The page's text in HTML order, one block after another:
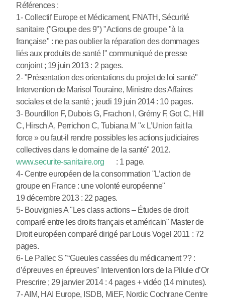
Références :
1- Collectif Europe et Médicament, FNATH, Sécurité
sanitaire ("Groupe des 9") "Actions de groupe "à la
française" : ne pas oublier la réparation des dommages
liés aux produits de santé !" communiqué de presse
conjoint ; 19 juin 2013 : 2 pages.
2- "Présentation des orientations du projet de loi santé"
Intervention de Marisol Touraine, Ministre des Affaires
sociales et de la santé ; jeudi 19 juin 2014 : 10 pages.
3- Bourdillon F, Dubois G, Frachon I, Grémy F, Got C, Hill
C, Hirsch A, Perrichon C, Tubiana M "« L’Union fait la
force » ou faut-il rendre possibles les actions judiciaires
collectives dans le domaine de la santé" 2012.
www.securite-sanitaire.org
: 1 page.
4- Centre européen de la consommation "L’action de
groupe en France : une volonté européenne"
19 décembre 2013 : 22 pages.
5- Bouvignies A "Les class actions – Études de droit
comparé entre les droits français et américain" Master de
Droit européen comparé dirigé par Louis Vogel 2011 : 72
pages.
6- Le Pallec S "“Gueules cassées du médicament ?? :
d’épreuves en épreuves" Intervention lors de la Pilule d’Or
Prescrire ; 29 janvier 2014 : 4 pages + vidéo (14 minutes).
7- AIM, HAI Europe, ISDB, MiEF, Nordic Cochrane Centre